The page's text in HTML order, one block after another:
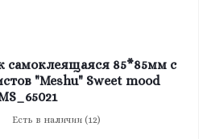
самоклеящаяся 85*85мм с
"Meshu" Sweet mood
Есть в наличии (12)